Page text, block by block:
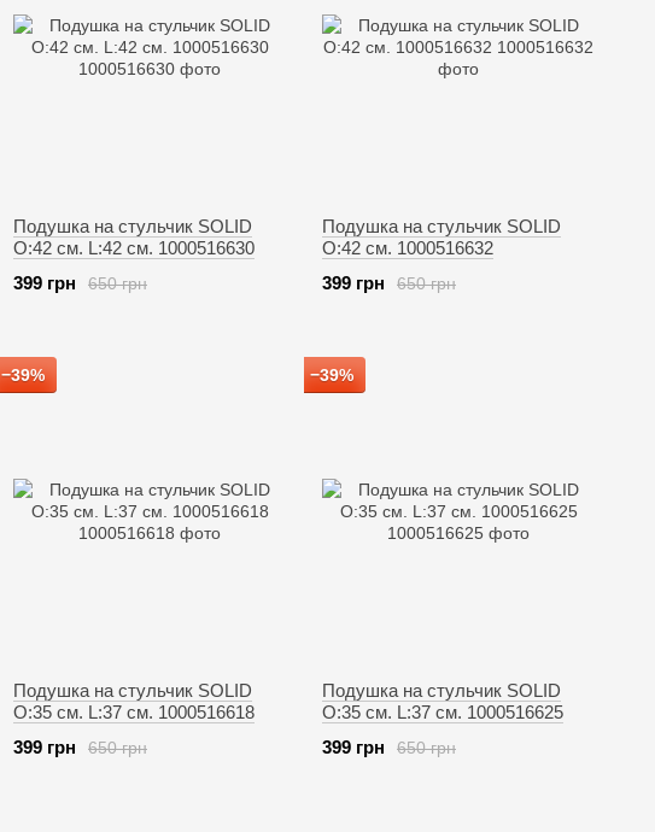
Подушка на стульчик SOLID
O:42 см. L:42 см. 1000516630
650 грн
399 грн
Подушка на стульчик SOLID
O:42 см. 1000516632
650 грн
399 грн
−39%
Подушка на стульчик SOLID
O:35 см. L:37 см. 1000516618
650 грн
399 грн
−39%
Подушка на стульчик SOLID
O:35 см. L:37 см. 1000516625
650 грн
399 грн